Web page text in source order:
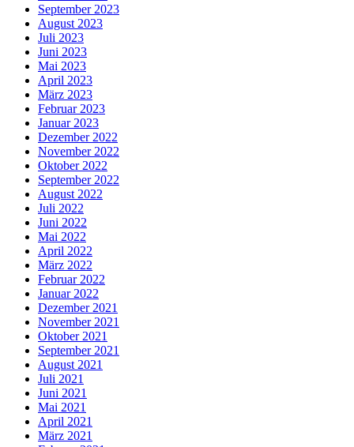
September 2023
August 2023
Juli 2023
Juni 2023
Mai 2023
April 2023
März 2023
Februar 2023
Januar 2023
Dezember 2022
November 2022
Oktober 2022
September 2022
August 2022
Juli 2022
Juni 2022
Mai 2022
April 2022
März 2022
Februar 2022
Januar 2022
Dezember 2021
November 2021
Oktober 2021
September 2021
August 2021
Juli 2021
Juni 2021
Mai 2021
April 2021
März 2021